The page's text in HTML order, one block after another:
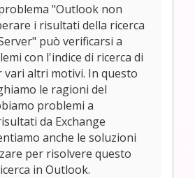
"Outlook non
i risultati della ricerca
può verificarsi a
con l'indice di ricerca di
vari altri motivi. In questo
le ragioni del
problemi a
da Exchange
anche le soluzioni
per risolvere questo
in Outlook.